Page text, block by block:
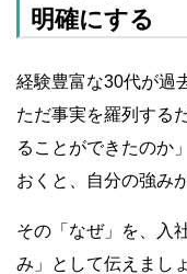
明確にする
経験豊富な30代が過
ただ事実を羅列する
ることができたのか
おくと、自分の強み
その「なぜ」を、入
み」として伝えまし